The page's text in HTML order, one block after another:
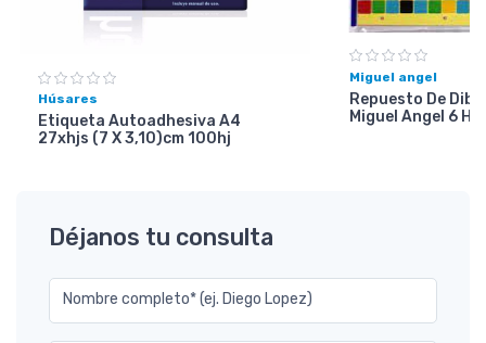
Húsares
Etiqueta Autoadhesiva A4
27xhjs (7 X 3,10)cm 100hj
Miguel angel
Repuesto De
Miguel Angel 6
Déjanos tu consulta
Nombre completo* (ej. Diego Lopez)